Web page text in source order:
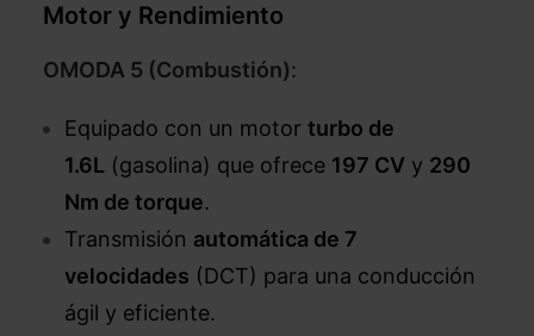
Motor y Rendimiento
OMODA 5 (Combustión):
Equipado con un motor turbo de
1.6L (gasolina) que ofrece 197 CV y 290
Nm de torque.
Transmisión automática de 7
velocidades (DCT) para una conducción
ágil y eficiente.